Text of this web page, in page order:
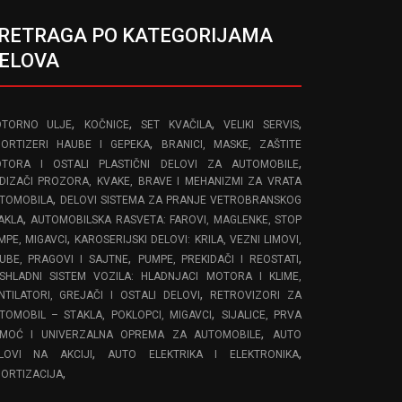
PO KATEGORIJAMA
ULJE, KOČNICE,SET KVAČILA,VELIKI SERVIS,
HAUBE I GEPEKA,
BRANICI, MASKE, ZAŠTITE
I OSTALI PLASTIČNI DELOVI ZA AUTOMOBILE,
PROZORA, KVAKE, BRAVE I MEHANIZMI ZA VRATA
, DELOVI SISTEMA ZA PRANJE VETROBRANSKOG
,AUTOMOBILSKA RASVETA: FAROVI, MAGLENKE, STOP
MIGAVCI , KAROSERIJSKI DELOVI: KRILA, VEZNI LIMOVI,
PRAGOVI I SAJTNE, PUMPE, PREKIDAČI I REOSTATI,
SISTEM VOZILA: HLADNJACI MOTORA I KLIME,
GREJAČI I OSTALI DELOVI ,
RETROVIZORI ZA
– STAKLA, POKLOPCI, MIGAVCI,
SIJALICE, PRVA
I UNIVERZALNA OPREMA ZA AUTOMOBILE,
AUTO
NA AKCIJI ,AUTO ELEKTRIKA I ELEKTRONIKA,
,